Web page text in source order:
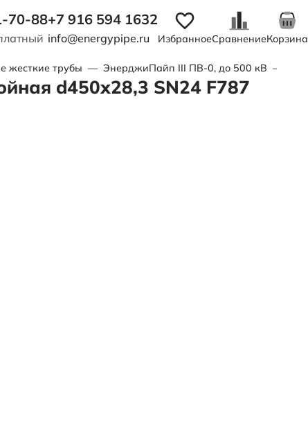
70-88+7 916 594 1632
info@energypipe.ru ИзбранноеСравнениеКорзина
жесткие трубы — ЭнерджиПайп III ПВ-0, до 500 кВ —
d450х28,3 SN24 F787